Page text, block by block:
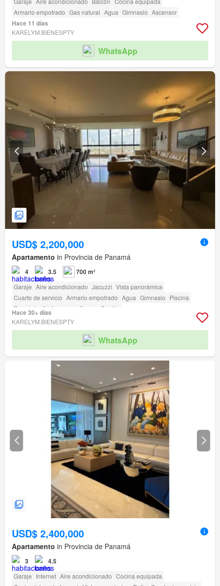
Armario empotrado Gas natural Agua Gimnasio Ascensor
Hace 11 días
KARELYM.BIENESPTY
WhatsApp
USD$ 2,200,000
Apartamento in Provincia de Panamá
4 3.5 700 m²
Garaje Aire acondicionado Jacuzzi Vista panorámica
Cuarto de servicio Armario empotrado Agua Gimnasio Piscina
Zona infantil
Ascensor Sauna Parrilla
Hace 30+ días
KARELYM.BIENESPTY
WhatsApp
USD$ 2,400,000
Apartamento in Provincia de Panamá
3 4.5
Garaje Internet Aire acondicionado Cocina equipada